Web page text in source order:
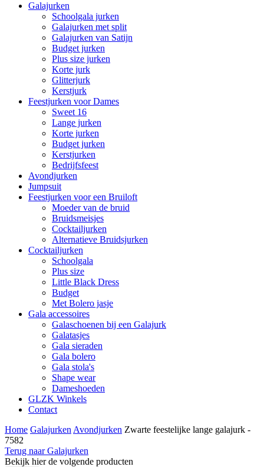
Galajurken
Schoolgala jurken
Galajurken met split
Galajurken van Satijn
Budget jurken
Plus size jurken
Korte jurk
Glitterjurk
Kerstjurk
Feestjurken voor Dames
Sweet 16
Lange jurken
Korte jurken
Budget jurken
Kerstjurken
Bedrijfsfeest
Avondjurken
Jumpsuit
Feestjurken voor een Bruiloft
Moeder van de bruid
Bruidsmeisjes
Cocktailjurken
Alternatieve Bruidsjurken
Cocktailjurken
Schoolgala
Plus size
Little Black Dress
Budget
Met Bolero jasje
Gala accessoires
Galaschoenen bij een Galajurk
Galatasjes
Gala sieraden
Gala bolero
Gala stola's
Shape wear
Dameshoeden
GLZK Winkels
Contact
Home Galajurken Avondjurken Zwarte feestelijke lange galajurk -
7582
Terug naar Galajurken
Bekijk hier de volgende producten